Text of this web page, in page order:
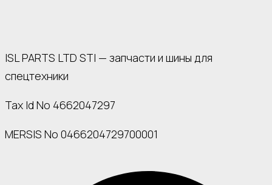
ISL PARTS LTD STI — запчасти и шины для
спецтехники
Tax Id No 4662047297
MERSIS No 0466204729700001